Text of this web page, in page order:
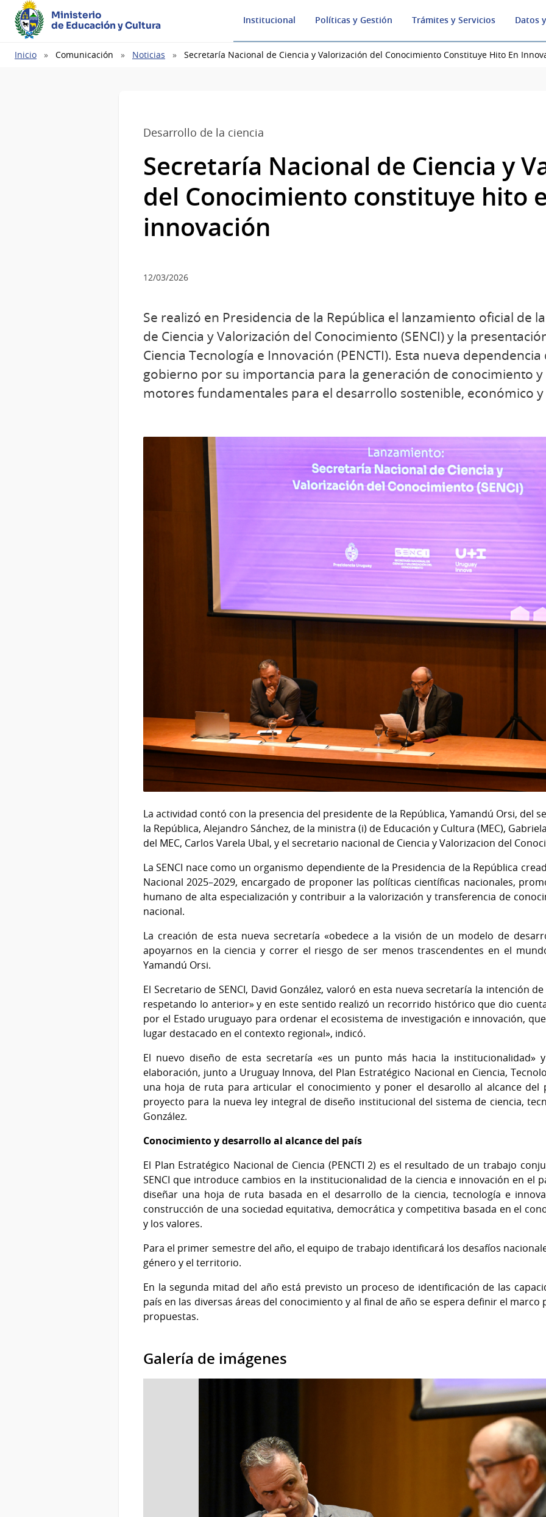
Ministerio
de Educación y Cultura
Institucional Políticas y Gestión Trámites y Servicios Datos
Ruta
Inicio Comunicación Noticias Secretaría Nacional de Ciencia y Valorización del Conocimiento Constituye Hito En
Desarrollo de la ciencia
Secretaría Nacional de Ciencia y
del Conocimiento constituye hito
innovación
12/03/2026
Se realizó en Presidencia de la República el lanzamiento oficial de
de Ciencia y Valorización del Conocimiento (SENCI) y la
Ciencia Tecnología e Innovación (PENCTI). Esta nueva
gobierno por su importancia para la generación de conocimiento
motores fundamentales para el desarrollo sostenible, económico y
La actividad contó con la presencia del presidente de la República, Yamandú Orsi, del
la República, Alejandro Sánchez, de la ministra (i) de Educación y Cultura (MEC),
del MEC, Carlos Varela Ubal, y el secretario nacional de Ciencia y Valorizacion del
La SENCI nace como un organismo dependiente de la Presidencia de la República
Nacional 2025–2029, encargado de proponer las políticas científicas nacionales,
humano de alta especialización y contribuir a la valorización y transferencia de
nacional.
La creación de esta nueva secretaría «obedece a la visión de un modelo de
apoyarnos en la ciencia y correr el riesgo de ser menos trascendentes en el
Yamandú Orsi.
El Secretario de SENCI, David González, valoró en esta nueva secretaría la intención
respetando lo anterior» y en este sentido realizó un recorrido histórico que dio
por el Estado uruguayo para ordenar el ecosistema de investigación e innovación,
lugar destacado en el contexto regional», indicó.
El nuevo diseño de esta secretaría «es un punto más hacia la institucionalidad»
elaboración, junto a Uruguay Innova, del Plan Estratégico Nacional en Ciencia,
una hoja de ruta para articular el conocimiento y poner el desarollo al alcance del
proyecto para la nueva ley integral de diseño institucional del sistema de ciencia,
González.
Conocimiento y desarrollo al alcance del país
El Plan Estratégico Nacional de Ciencia (PENCTI 2) es el resultado de un trabajo
SENCI que introduce cambios en la institucionalidad de la ciencia e innovación en el
diseñar una hoja de ruta basada en el desarrollo de la ciencia, tecnología e
construcción de una sociedad equitativa, democrática y competitiva basada en el
y los valores.
Para el primer semestre del año, el equipo de trabajo identificará los desafíos
género y el territorio.
En la segunda mitad del año está previsto un proceso de identificación de las
país en las diversas áreas del conocimiento y al final de año se espera definir el marco
propuestas.
Galería de imágenes